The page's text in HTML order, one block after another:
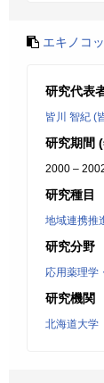
エキノコ
研究代表
皆川 智紀 (
研究期間
2000 –
研究種目
地域連携推
研究分野
応用薬理学
研究機関
北海道大学